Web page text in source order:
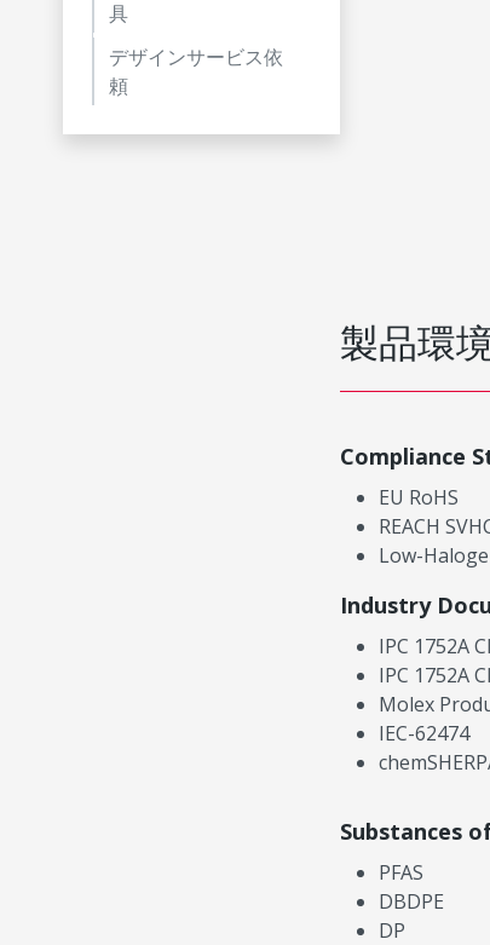
具
デザインサービス依
頼
製品環
Compliance
EU RoHS
REACH
Low-
Industry
IPC 1752A
IPC 1752A
Molex
IEC-62474
Substances
PFAS
DBDPE
DP